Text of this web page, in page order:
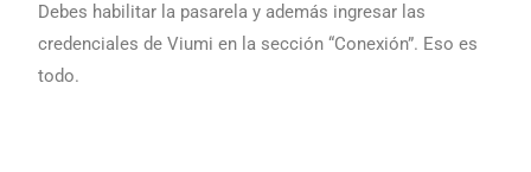
Debes habilitar la pasarela y además ingresar las
credenciales de Viumi en la sección “Conexión”. Eso es
todo.